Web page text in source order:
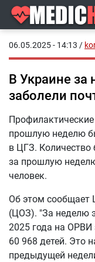
06.05.2025 - 14:13 /
В Украине за
заболели
прошлую неделю
в ЦГЗ.
за прошлую
человек.
Об этом сообщает
(ЦОЗ). "За неделю
2025 года на ОРВИ
60 968 детей. Это
предыдущей